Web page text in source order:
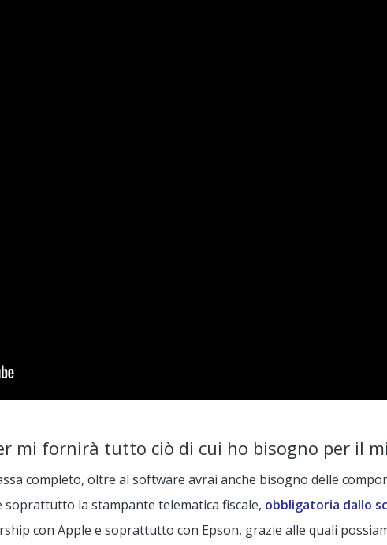
mi fornirà tutto ciò di cui ho bisogno per il
completo, oltre al software avrai anche bisogno delle
soprattutto la stampante telematica fiscale, obbligatoria dallo
con Apple e soprattutto con Epson, grazie alle quali